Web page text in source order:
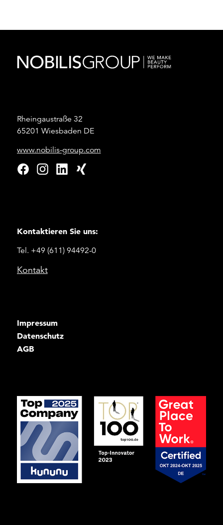
Rheingaustraße 32
65201 Wiesbaden DE
www.nobilis-group.com
Kontaktieren Sie uns:
Tel. +49 (611) 94492-0
Kontakt
Impressum
Datenschutz
AGB